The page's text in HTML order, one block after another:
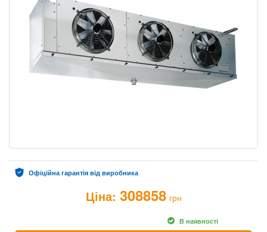
Офіційна гарантія від виробника
Ціна: 308858 грн
В наявності